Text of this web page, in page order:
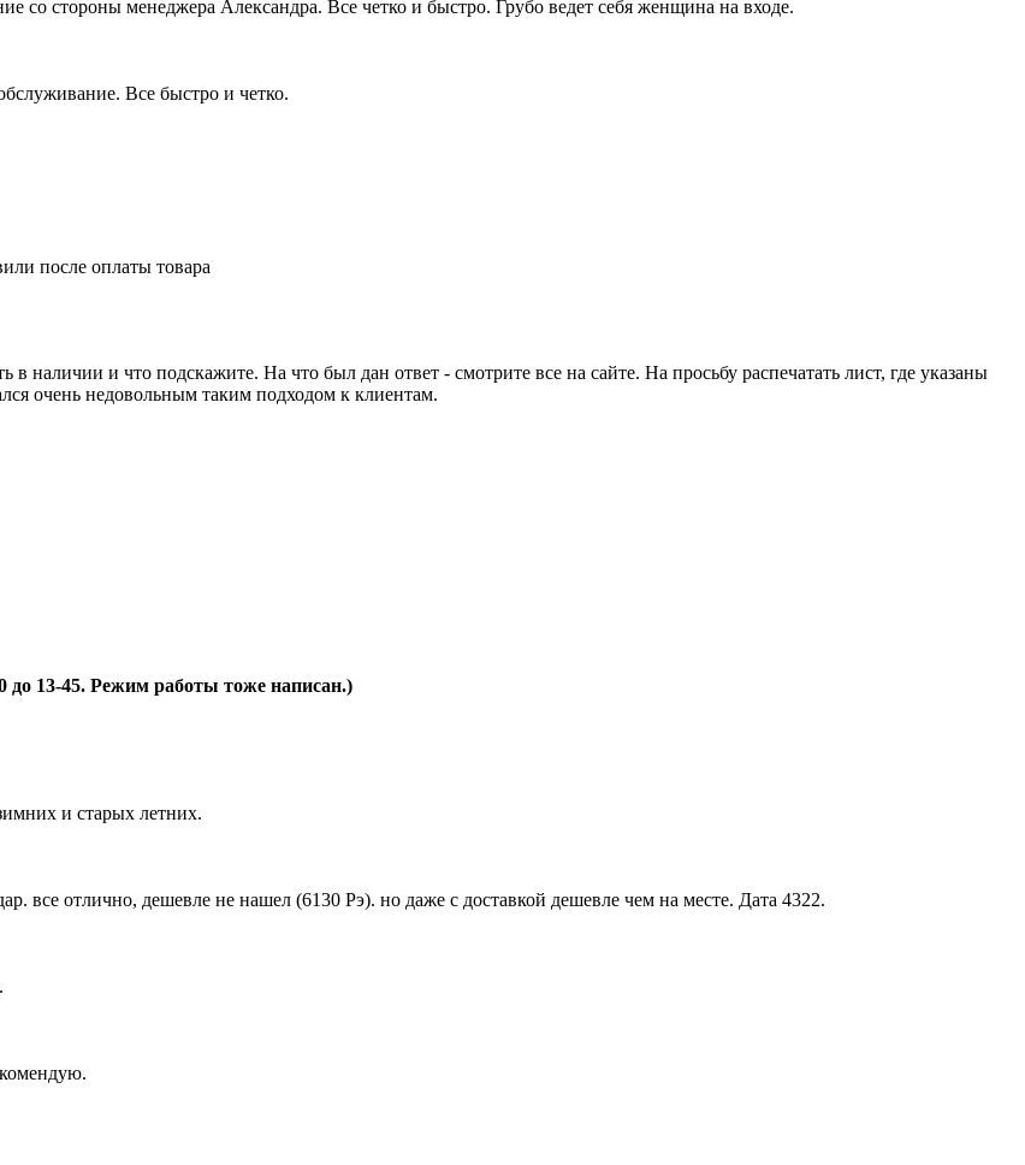
со стороны менеджера Александра. Все четко и быстро. Грубо ведет себя женщина на входе.
Все быстро и четко.
после оплаты товара
наличии и что подскажите. На что был дан ответ - смотрите все на сайте. На просьбу распечатать лист, где указаны
очень недовольным таким подходом к клиентам.
до 13-45. Режим работы тоже написан.)
и старых летних.
все отлично, дешевле не нашел (6130 Рэ). но даже с доставкой дешевле чем на месте. Дата 4322.